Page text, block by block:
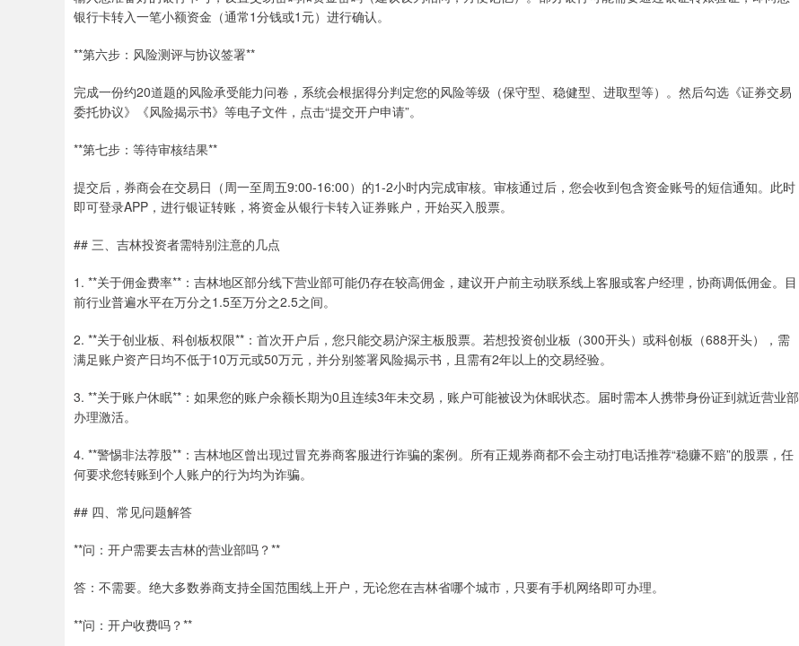
银行卡转入一笔小额资金（通常1分钱或1元）进行确认。
**第六步：风险测评与协议签署**
完成一份约20道题的风险承受能力问卷，系统会根据得分判定您的风险等级（保守型、稳健型、进取型等）。然后勾选《证券交易
委托协议》《风险揭示书》等电子文件，点击“提交开户申请”。
**第七步：等待审核结果**
提交后，券商会在交易日（周一至周五9:00-16:00）的1-2小时内完成审核。审核通过后，您会收到包含资金账号的短信通知。此时
即可登录APP，进行银证转账，将资金从银行卡转入证券账户，开始买入股票。
## 三、吉林投资者需特别注意的几点
1. **关于佣金费率**：吉林地区部分线下营业部可能仍存在较高佣金，建议开户前主动联系线上客服或客户经理，协商调低佣金。目
前行业普遍水平在万分之1.5至万分之2.5之间。
2. **关于创业板、科创板权限**：首次开户后，您只能交易沪深主板股票。若想投资创业板（300开头）或科创板（688开头），需
满足账户资产日均不低于10万元或50万元，并分别签署风险揭示书，且需有2年以上的交易经验。
3. **关于账户休眠**：如果您的账户余额长期为0且连续3年未交易，账户可能被设为休眠状态。届时需本人携带身份证到就近营业部
办理激活。
4. **警惕非法荐股**：吉林地区曾出现过冒充券商客服进行诈骗的案例。所有正规券商都不会主动打电话推荐“稳赚不赔”的股票，任
何要求您转账到个人账户的行为均为诈骗。
## 四、常见问题解答
**问：开户需要去吉林的营业部吗？**
答：不需要。绝大多数券商支持全国范围线上开户，无论您在吉林省哪个城市，只要有手机网络即可办理。
**问：开户收费吗？**